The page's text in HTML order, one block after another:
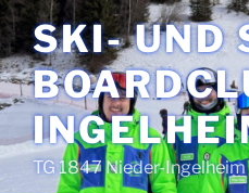
Zum
Inhalt
springen
SKI- UND
TG 1847 Nieder-Ingelheim